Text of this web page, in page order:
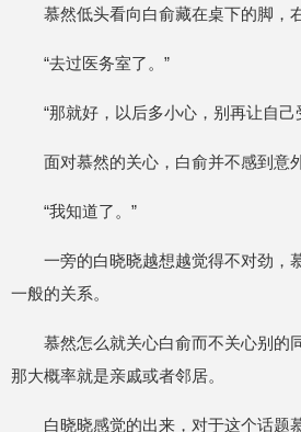
慕然低头看向白俞藏在桌下的脚，
“去过医务室了。”
“那就好，以后多小心，别再让自己
面对慕然的关心，白俞并不感到意
“我知道了。”
一旁的白晓晓越想越觉得不对劲，
一般的关系。
慕然怎么就关心白俞而不关心别的
那大概率就是亲戚或者邻居。
白晓晓感觉的出来，对于这个话题